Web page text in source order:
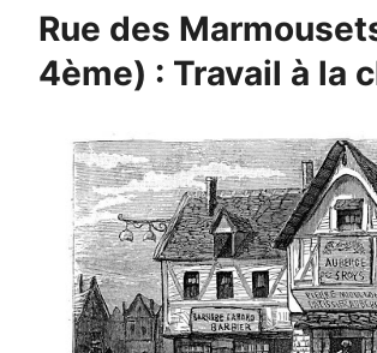
Rue des
4ème) : Travail à la